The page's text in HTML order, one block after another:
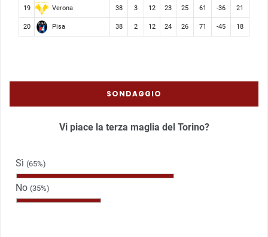
19 Verona 38 3 12 23 25 61 -36 21
20 Pisa 38 2 12 24 26 71 -45 18
SONDAGGIO
Vi piace la terza maglia del Torino?
Sì (65%)
No (35%)